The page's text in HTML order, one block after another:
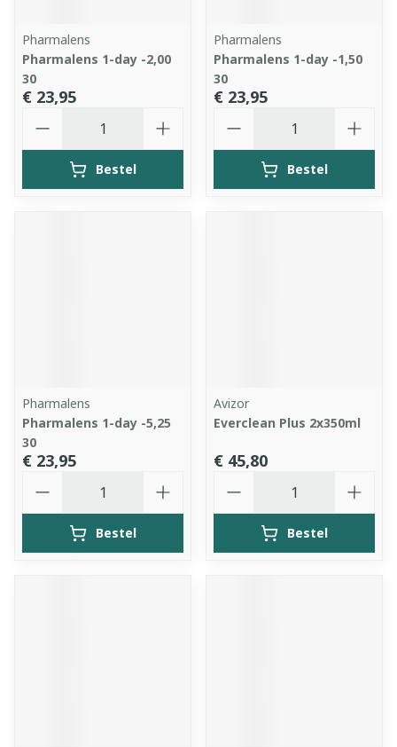
Pharmalens
Pharmalens 1-day -2,00
30
€ 23,95
Bestel
Pharmalens
Pharmalens 1-day -1,50
30
€ 23,95
Bestel
Pharmalens
Pharmalens 1-day -5,25
30
€ 23,95
Bestel
Avizor
Everclean Plus 2x350ml
€ 45,80
Bestel